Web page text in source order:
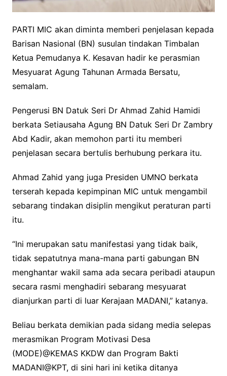
PARTI MIC akan diminta memberi penjelasan kepada
Barisan Nasional (BN) susulan tindakan Timbalan
Ketua Pemudanya K. Kesavan hadir ke perasmian
Mesyuarat Agung Tahunan Armada Bersatu,
semalam.
Pengerusi BN Datuk Seri Dr Ahmad Zahid Hamidi
berkata Setiausaha Agung BN Datuk Seri Dr Zambry
Abd Kadir, akan memohon parti itu memberi
penjelasan secara bertulis berhubung perkara itu.
Ahmad Zahid yang juga Presiden UMNO berkata
terserah kepada kepimpinan MIC untuk mengambil
sebarang tindakan disiplin mengikut peraturan parti
itu.
“Ini merupakan satu manifestasi yang tidak baik,
tidak sepatutnya mana-mana parti gabungan BN
menghantar wakil sama ada secara peribadi ataupun
secara rasmi menghadiri sebarang mesyuarat
dianjurkan parti di luar Kerajaan MADANI,” katanya.
Beliau berkata demikian pada sidang media selepas
merasmikan Program Motivasi Desa
(MODE)@KEMAS KKDW dan Program Bakti
MADANI@KPT, di sini hari ini ketika ditanya